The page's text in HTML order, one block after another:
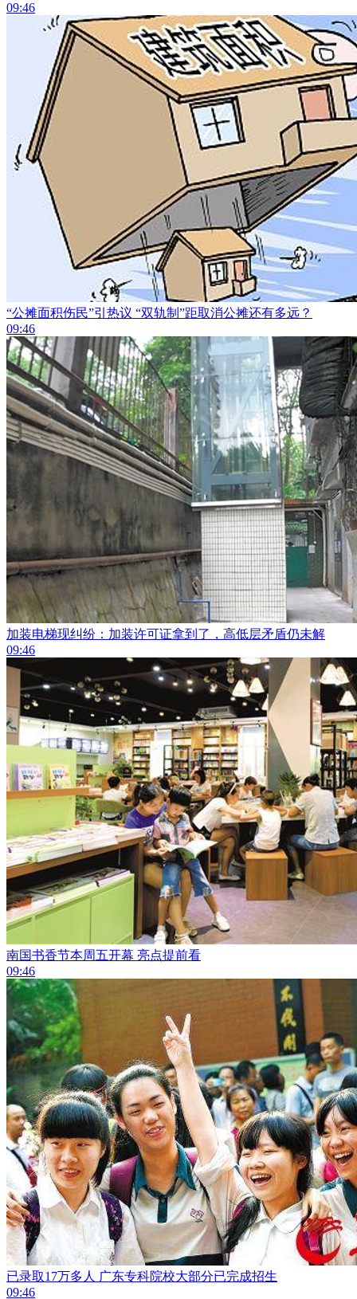
09:46
“公摊面积伤民”引热议 “双轨制”距取消公摊还有多远？
09:46
加装电梯现纠纷：加装许可证拿到了，高低层矛盾仍未解
09:46
南国书香节本周五开幕 亮点提前看
09:46
已录取17万多人 广东专科院校大部分已完成招生
09:46